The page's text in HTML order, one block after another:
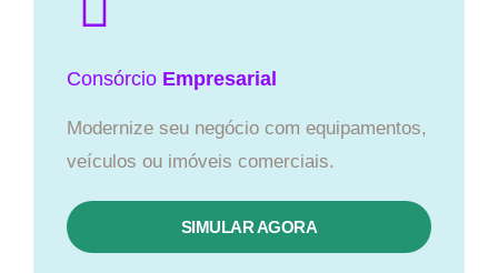
Consórcio Empresarial
Modernize seu negócio com equipamentos,
veículos ou imóveis comerciais.
SIMULAR AGORA